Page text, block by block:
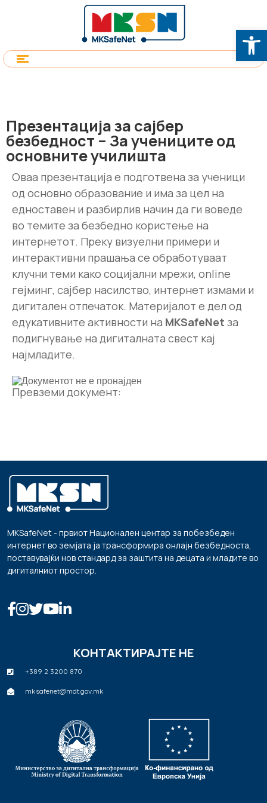
Презентација за сајбер
безбедност – За учениците од
основните училишта
Оваа презентација е подготвена за ученици
од основно образование и има за цел на
едноставен и разбирлив начин да ги воведе
во темите за безбедно користење на
интернетот. Преку визуелни примери и
интерактивни прашања се обработуваат
клучни теми како социјални мрежи, online
гејминг, сајбер насилство, интернет измами и
дигитален отпечаток. Материјалот е дел од
едукативните активности на MKSafeNet за
подигнување на дигиталната свест кај
најмладите.
Превземи документ:
MKSafeNet - првиот Национален центар за побезбеден
интернет во земјата ја трансформира онлајн безбедноста,
поставувајќи нов стандард за заштита на децата и младите во
дигиталниот простор.
КОНТАКТИРАЈТЕ НЕ
+389 2 3200 870
mksafenet@mdt.gov.mk